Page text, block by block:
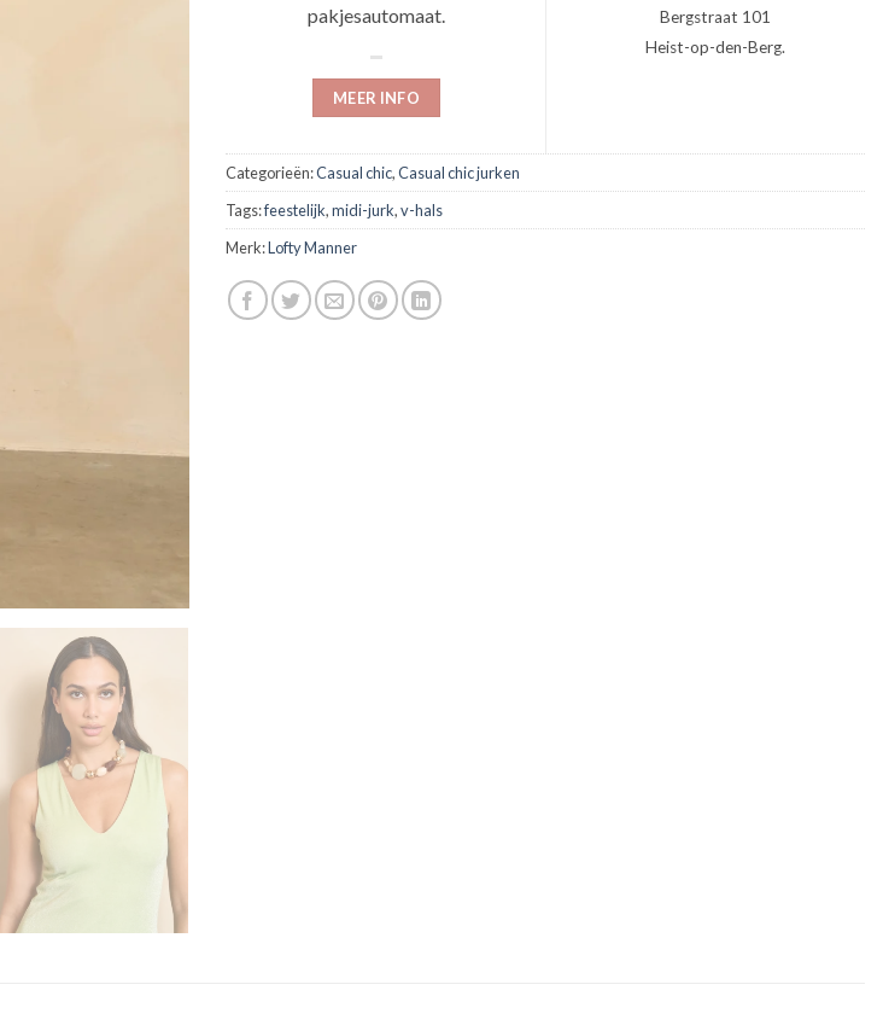
pakjesautomaat.
MEER INFO
Bergstraat 101
Heist-op-den-Berg.
Categorieën:Casual chic,Casual chic jurken
Tags:feestelijk,midi-jurk,v-hals
Merk:Lofty Manner